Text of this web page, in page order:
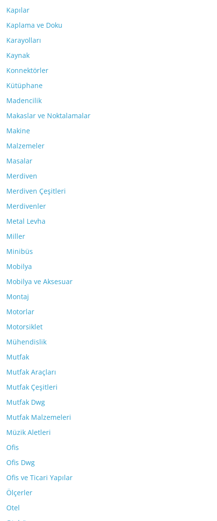
Kapılar
Kaplama ve Doku
Karayolları
Kaynak
Konnektörler
Kütüphane
Madencilik
Makaslar ve Noktalamalar
Makine
Malzemeler
Masalar
Merdiven
Merdiven Çeşitleri
Merdivenler
Metal Levha
Miller
Minibüs
Mobilya
Mobilya ve Aksesuar
Montaj
Motorlar
Motorsiklet
Mühendislik
Mutfak
Mutfak Araçları
Mutfak Çeşitleri
Mutfak Dwg
Mutfak Malzemeleri
Müzik Aletleri
Ofis
Ofis Dwg
Ofis ve Ticari Yapılar
Ölçerler
Otel